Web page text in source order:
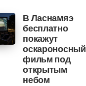
В Ласнамяэ
бесплатно
покажут
оскароносный
фильм под
открытым
небом